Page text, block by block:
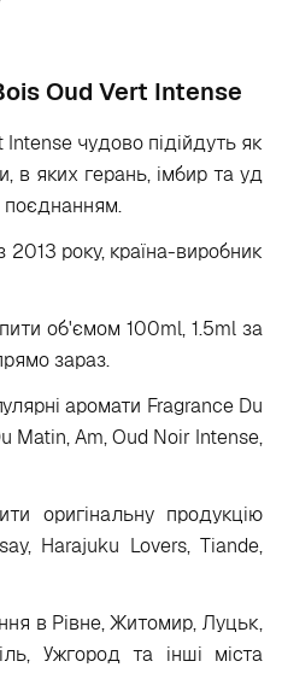
Oud Vert Intense
чудово підійдуть як
в яких герань, імбир та уд
поєднанням.
року, країна-виробник
об'ємом 100ml, 1.5ml за
зараз.
аромати Fragrance Du
Matin, Am, Oud Noir Intense,
оригінальну продукцію
Harajuku Lovers, Tiande,
в Рівне, Житомир, Луцьк,
Ужгород та інші міста